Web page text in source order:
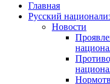
Главная
Русский
Новости